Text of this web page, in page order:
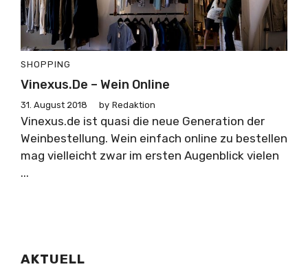
SHOPPING
Vinexus.de – Wein Online
31. August 2018 by Redaktion
Vinexus.de ist quasi die neue Generation der
Weinbestellung. Wein einfach online zu bestellen
mag vielleicht zwar im ersten Augenblick vielen
...
AKTUELL